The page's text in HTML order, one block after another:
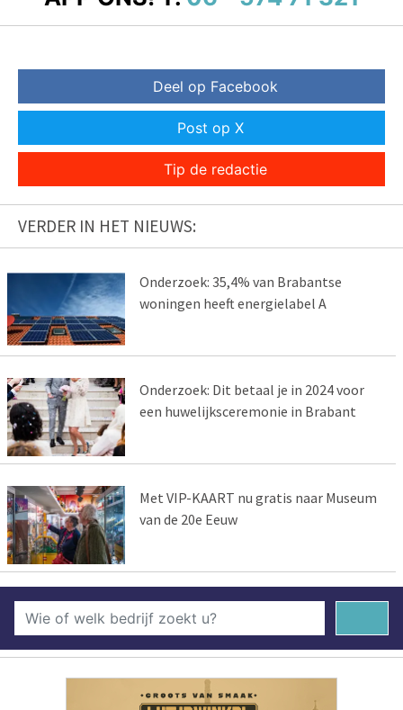
Deel op Facebook
Post op X
Tip de redactie
VERDER IN HET NIEUWS:
Onderzoek: 35,4% van Brabantse
woningen heeft energielabel A
Onderzoek: Dit betaal je in 2024 voor
een huwelijksceremonie in Brabant
Met VIP-KAART nu gratis naar Museum
van de 20e Eeuw